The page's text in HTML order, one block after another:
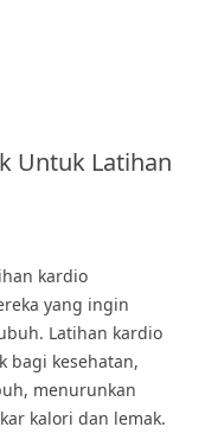
Untuk Latihan
kardio
yang ingin
Latihan kardio
bagi kesehatan,
menurunkan
kalori dan lemak.